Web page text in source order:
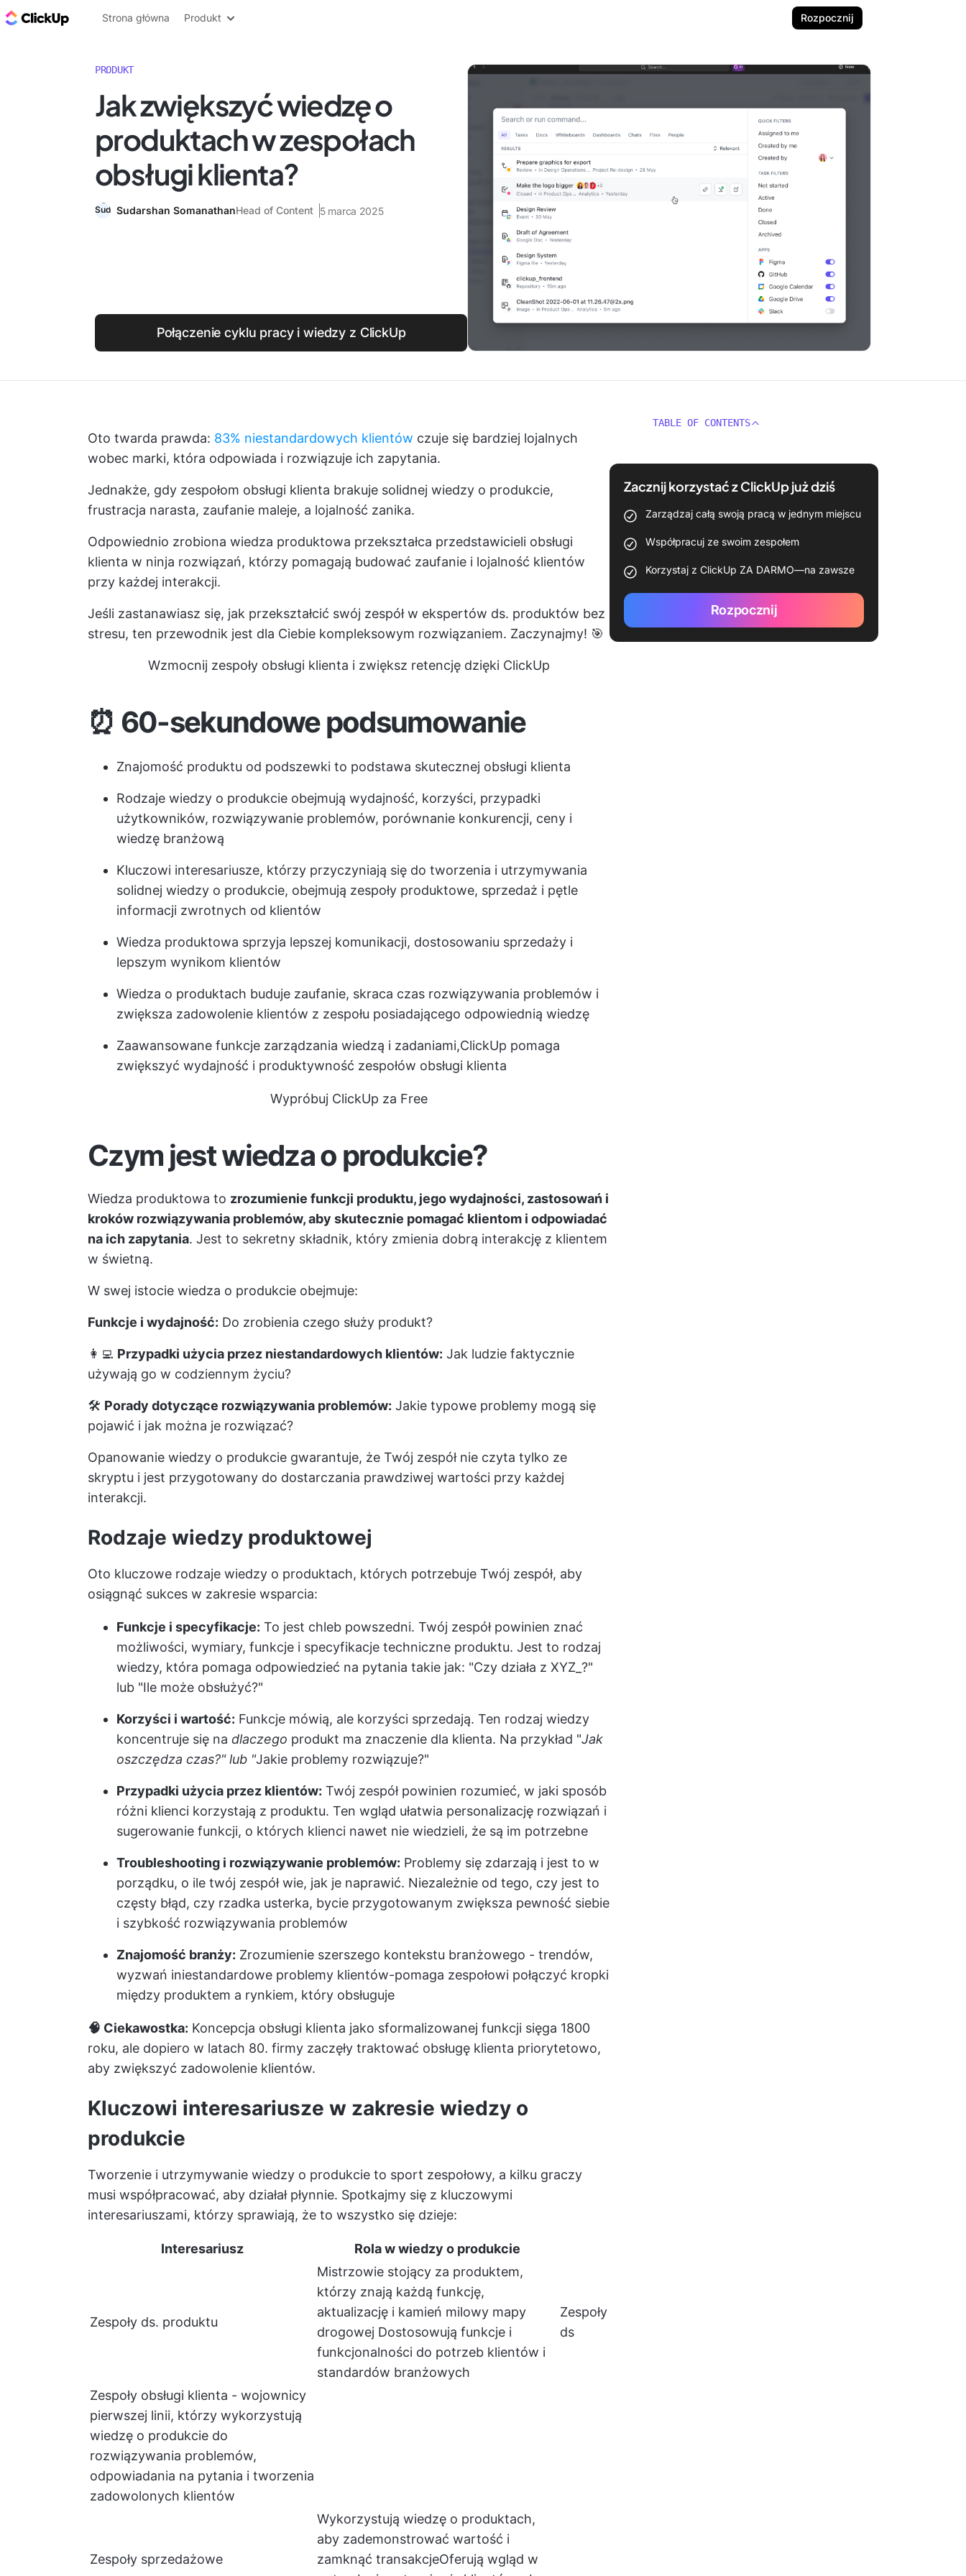
ClickUp Blog
Strona główna Produkt Rozpocznij
PRODUKT
Jak zwiększyć wiedzę o
produktach w zespołach
obsługi klienta?
Sudarshan SomanathanHead of Content 5 marca 2025
Połączenie cyklu pracy i wiedzy z ClickUp
Oto twarda prawda: 83% niestandardowych klientów czuje się bardziej lojalnych
wobec marki, która odpowiada i rozwiązuje ich zapytania.
Jednakże, gdy zespołom obsługi klienta brakuje solidnej wiedzy o produkcie,
frustracja narasta, zaufanie maleje, a lojalność zanika.
Odpowiednio zrobiona wiedza produktowa przekształca przedstawicieli obsługi
klienta w ninja rozwiązań, którzy pomagają budować zaufanie i lojalność klientów
przy każdej interakcji.
Jeśli zastanawiasz się, jak przekształcić swój zespół w ekspertów ds. produktów bez
stresu, ten przewodnik jest dla Ciebie kompleksowym rozwiązaniem. Zaczynajmy! 🎯
Wzmocnij zespoły obsługi klienta i zwiększ retencję dzięki ClickUp
⏰ 60-sekundowe podsumowanie
Znajomość produktu od podszewki to podstawa skutecznej obsługi klienta
Rodzaje wiedzy o produkcie obejmują wydajność, korzyści, przypadki
użytkowników, rozwiązywanie problemów, porównanie konkurencji, ceny i
wiedzę branżową
Kluczowi interesariusze, którzy przyczyniają się do tworzenia i utrzymywania
solidnej wiedzy o produkcie, obejmują zespoły produktowe, sprzedaż i pętle
informacji zwrotnych od klientów
Wiedza produktowa sprzyja lepszej komunikacji, dostosowaniu sprzedaży i
lepszym wynikom klientów
Wiedza o produktach buduje zaufanie, skraca czas rozwiązywania problemów i
zwiększa zadowolenie klientów z zespołu posiadającego odpowiednią wiedzę
Zaawansowane funkcje zarządzania wiedzą i zadaniami,ClickUp pomaga
zwiększyć wydajność i produktywność zespołów obsługi klienta
Wypróbuj ClickUp za Free
Czym jest wiedza o produkcie?
Wiedza produktowa to zrozumienie funkcji produktu, jego wydajności, zastosowań i
kroków rozwiązywania problemów, aby skutecznie pomagać klientom i odpowiadać
na ich zapytania. Jest to sekretny składnik, który zmienia dobrą interakcję z klientem
w świetną.
W swej istocie wiedza o produkcie obejmuje:
Funkcje i wydajność: Do zrobienia czego służy produkt?
👩‍💻 Przypadki użycia przez niestandardowych klientów: Jak ludzie faktycznie
używają go w codziennym życiu?
🛠️ Porady dotyczące rozwiązywania problemów: Jakie typowe problemy mogą się
pojawić i jak można je rozwiązać?
Opanowanie wiedzy o produkcie gwarantuje, że Twój zespół nie czyta tylko ze
skryptu i jest przygotowany do dostarczania prawdziwej wartości przy każdej
interakcji.
Rodzaje wiedzy produktowej
Oto kluczowe rodzaje wiedzy o produktach, których potrzebuje Twój zespół, aby
osiągnąć sukces w zakresie wsparcia:
Funkcje i specyfikacje: To jest chleb powszedni. Twój zespół powinien znać
możliwości, wymiary, funkcje i specyfikacje techniczne produktu. Jest to rodzaj
wiedzy, która pomaga odpowiedzieć na pytania takie jak: "Czy działa z XYZ_?"
lub "Ile może obsłużyć?"
Korzyści i wartość: Funkcje mówią, ale korzyści sprzedają. Ten rodzaj wiedzy
koncentruje się na dlaczego produkt ma znaczenie dla klienta. Na przykład "Jak
oszczędza czas?" lub "Jakie problemy rozwiązuje?"
Przypadki użycia przez klientów: Twój zespół powinien rozumieć, w jaki sposób
różni klienci korzystają z produktu. Ten wgląd ułatwia personalizację rozwiązań i
sugerowanie funkcji, o których klienci nawet nie wiedzieli, że są im potrzebne
Troubleshooting i rozwiązywanie problemów: Problemy się zdarzają i jest to w
porządku, o ile twój zespół wie, jak je naprawić. Niezależnie od tego, czy jest to
częsty błąd, czy rzadka usterka, bycie przygotowanym zwiększa pewność siebie
i szybkość rozwiązywania problemów
Znajomość branży: Zrozumienie szerszego kontekstu branżowego - trendów,
wyzwań iniestandardowe problemy klientów-pomaga zespołowi połączyć kropki
między produktem a rynkiem, który obsługuje
🧠 Ciekawostka: Koncepcja obsługi klienta jako sformalizowanej funkcji sięga 1800
roku, ale dopiero w latach 80. firmy zaczęły traktować obsługę klienta priorytetowo,
aby zwiększyć zadowolenie klientów.
Kluczowi interesariusze w zakresie wiedzy o
produkcie
Tworzenie i utrzymywanie wiedzy o produkcie to sport zespołowy, a kilku graczy
musi współpracować, aby działał płynnie. Spotkajmy się z kluczowymi
interesariuszami, którzy sprawiają, że to wszystko się dzieje:
Interesariusz Rola w wiedzy o produkcie
Zespoły ds. produktu
Mistrzowie stojący za produktem,
którzy znają każdą funkcję,
aktualizację i kamień milowy mapy
drogowej Dostosowują funkcje i
funkcjonalności do potrzeb klientów i
standardów branżowych
Zespoły
ds
Zespoły obsługi klienta - wojownicy
pierwszej linii, którzy wykorzystują
wiedzę o produkcie do
rozwiązywania problemów,
odpowiadania na pytania i tworzenia
zadowolonych klientów
Zespoły sprzedażowe
Wykorzystują wiedzę o produktach,
aby zademonstrować wartość i
zamknąć transakcjeOferują wgląd w
TABLE OF CONTENTS
Zacznij korzystać z ClickUp już dziś
Zarządzaj całą swoją pracą w jednym miejscu
Współpracuj ze swoim zespołem
Korzystaj z ClickUp ZA DARMO—na zawsze
Rozpocznij